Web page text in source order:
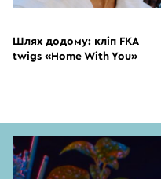
Шлях додому: кліп FKA
twigs «Home With You»